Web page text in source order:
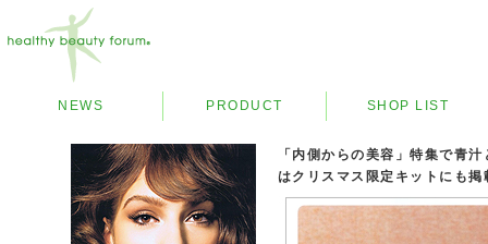
NEWS PRODUCT SHOP LIST
「内側からの美容」特集で青
はクリスマス限定キットにも